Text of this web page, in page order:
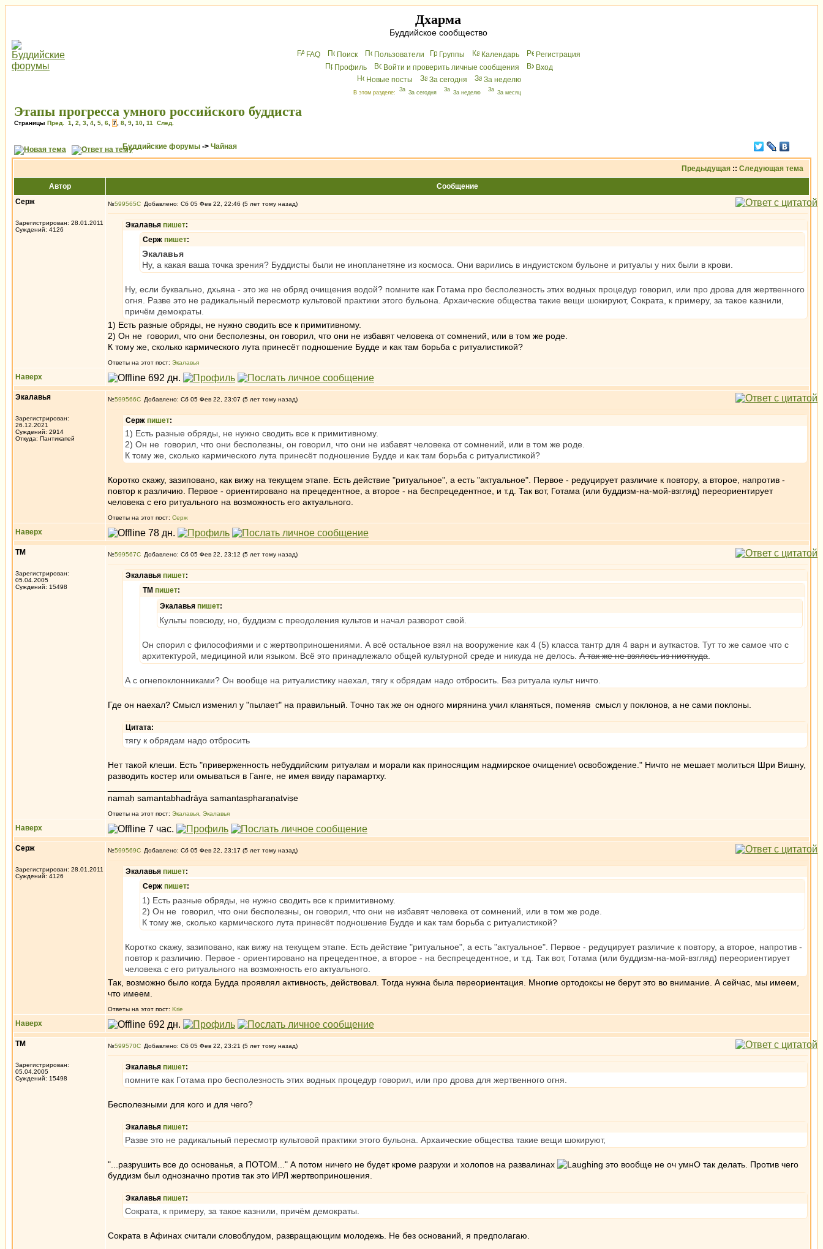
Дхарма
Буддийское сообщество
FAQ Поиск Пользователи Группы Календарь
Peгиcтрaция
Профиль
Войти и проверить личные сообщения
Вхoд
Новые посты
За сегодня За неделю
В этом разделе: За сегодня За неделю За месяц
Этапы прогресса умного российского буддиста
Страницы Пред. 1 2 3 4 5 6 7 8 9 10 11 След.
Буддийские форумы -> Чайная
Предыдущая :: Следующая тема
Автор
Сообщение
Серж
Зарегистрирован: 28.01.2011
Суждений: 4126
№599565 Добавлено: Сб 05 Фев 22, 22:46 (5 лет тому назад)
Экалавья пишет:
Серж пишет:
Экалавья
Ну, а какая ваша точка зрения? Буддисты были не инопланетяне из космоса. Они варились в индуистском бульоне и ритуалы у них были в крови.
Ну, если буквально, дхьяна - это же не обряд очищения водой? помните как Готама про бесполезность этих водных процедур говорил, или про дрова для жертвенного
огня. Разве это не радикальный пересмотр культовой практики этого бульона. Архаические общества такие вещи шокируют, Сократа, к примеру, за такое казнили,
причём демократы.
1) Есть разные обряды, не нужно сводить все к примитивному.
2) Он не говорил, что они бесполезны, он говорил, что они не избавят человека от сомнений, или в том же роде.
К тому же, сколько кармического лута принесёт подношение Будде и как там борьба с ритуалистикой?
Ответы на этот пост: Экалавья
Наверх
Экалавья
Зарегистрирован:
26.12.2021
Суждений: 2914
Откуда: Пантикапей
№599566 Добавлено: Сб 05 Фев 22, 23:07 (5 лет тому назад)
Серж пишет:
1) Есть разные обряды, не нужно сводить все к примитивному.
2) Он не говорил, что они бесполезны, он говорил, что они не избавят человека от сомнений, или в том же роде.
К тому же, сколько кармического лута принесёт подношение Будде и как там борьба с ритуалистикой?
Коротко скажу, зазиповано, как вижу на текущем этапе. Есть действие "ритуальное", а есть "актуальное". Первое - редуцирует различие к повтору, а второе, напротив -
повтор к различию. Первое - ориентировано на прецедентное, а второе - на беспрецедентное, и т.д. Так вот, Готама (или буддизм-на-мой-взгляд) переориентирует
человека с его ритуального на возможность его актуального.
Ответы на этот пост: Серж
Наверх
ТМ
Зарегистрирован:
05.04.2005
Суждений: 15498
№599567 Добавлено: Сб 05 Фев 22, 23:12 (5 лет тому назад)
Экалавья пишет:
ТМ пишет:
Экалавья пишет:
Культы повсюду, но, буддизм с преодоления культов и начал разворот свой.
Он спорил с философиями и с жертвоприношениями. А всё остальное взял на вооружение как 4 (5) класса тантр для 4 варн и ауткастов. Тут то же самое что с
архитектурой, медициной или языком. Всё это принадлежало общей культурной среде и никуда не делось. А так же не взялось из ниоткуда
А с огнепоклонниками? Он вообще на ритуалистику наехал, тягу к обрядам надо отбросить. Без ритуала культ ничто.
Где он наехал? Смысл изменил у "пылает" на правильный. Точно так же он одного мирянина учил кланяться, поменяв смысл у поклонов, а не сами поклоны.
Цитата:
тягу к обрядам надо отбросить
Нет такой клеши. Есть "приверженность небуддийским ритуалам и морали как приносящим надмирское очищение\ освобождение." Ничто не мешает молиться Шри Вишну,
разводить костер или омываться в Ганге, не имея ввиду парамартху.
namaḥ samantabhadrāya samantaspharaṇatviṣe
Ответы на этот пост: Экалавья Экалавья
Наверх
Серж
Зарегистрирован: 28.01.2011
Суждений: 4126
№599569 Добавлено: Сб 05 Фев 22, 23:17 (5 лет тому назад)
Экалавья пишет:
Серж пишет:
1) Есть разные обряды, не нужно сводить все к примитивному.
2) Он не говорил, что они бесполезны, он говорил, что они не избавят человека от сомнений, или в том же роде.
К тому же, сколько кармического лута принесёт подношение Будде и как там борьба с ритуалистикой?
Коротко скажу, зазиповано, как вижу на текущем этапе. Есть действие "ритуальное", а есть "актуальное". Первое - редуцирует различие к повтору, а второе, напротив -
повтор к различию. Первое - ориентировано на прецедентное, а второе - на беспрецедентное, и т.д. Так вот, Готама (или буддизм-на-мой-взгляд) переориентирует
человека с его ритуального на возможность его актуального.
Так, возможно было когда Будда проявлял активность, действовал. Тогда нужна была переориентация. Многие ортодоксы не берут это во внимание. А сейчас, мы имеем,
что имеем.
Ответы на этот пост: Krie
Наверх
ТМ
Зарегистрирован:
05.04.2005
Суждений: 15498
№599570 Добавлено: Сб 05 Фев 22, 23:21 (5 лет тому назад)
Экалавья пишет:
помните как Готама про бесполезность этих водных процедур говорил, или про дрова для жертвенного огня.
Бесполезными для кого и для чего?
Экалавья пишет:
Разве это не радикальный пересмотр культовой практики этого бульона. Архаические общества такие вещи шокируют,
"...разрушить все до основанья, а ПОТОМ..." А потом ничего не будет кроме разрухи и холопов на развалинах
это вообще не оч умнО так делать. Против чего
буддизм был однозначно против так это ИРЛ жертвоприношения.
Экалавья пишет:
Сократа, к примеру, за такое казнили, причём демократы.
Сократа в Афинах считали словоблудом, развращающим молодежь. Не без оснований, я предполагаю.